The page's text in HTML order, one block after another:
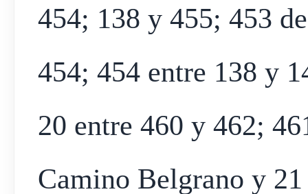
454; 138 y 455; 453
454; 454 entre 138 y
20 entre 460 y 462;
Camino Belgrano y